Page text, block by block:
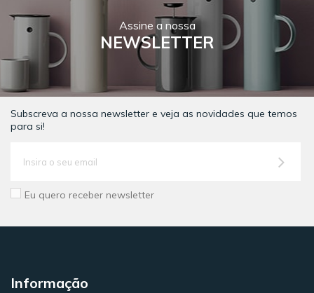
Assine a nossa
NEWSLETTER
Subscreva a nossa newsletter e veja as novidades que temos
para si!
Eu quero receber newsletter
Informação